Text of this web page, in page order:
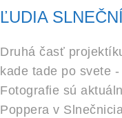
ĽUDIA
Druhá časť
kade tade po svete
Fotografie sú
Poppera v